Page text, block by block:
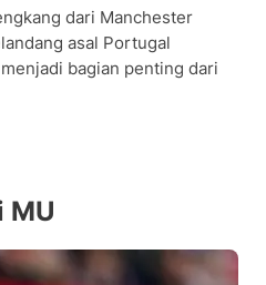
dari Manchester
asal Portugal
bagian penting dari
MU